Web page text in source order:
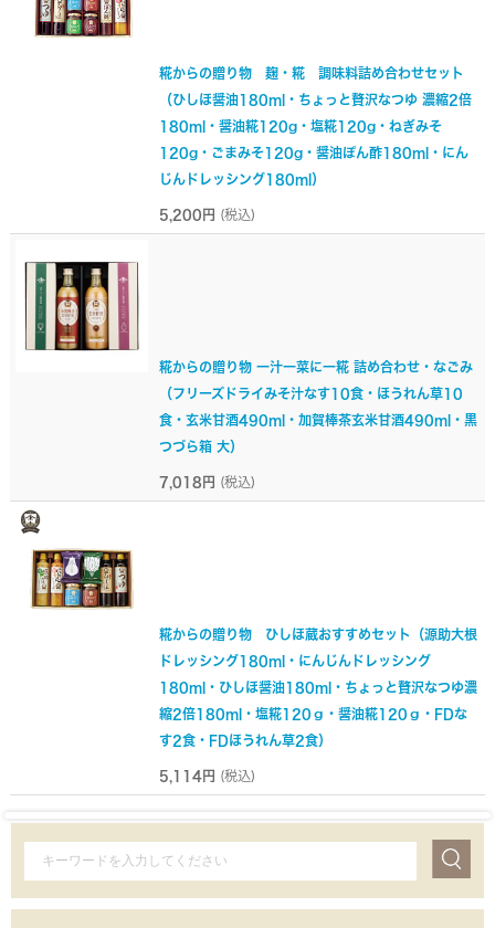
糀からの贈り物 麹・糀 調味料詰め合わせセット
（ひしほ醤油180ml・ちょっと贅沢なつゆ 濃縮2倍
180ml・醤油糀120g・塩糀120g・ねぎみそ
120g・ごまみそ120g・醤油ぽん酢180ml・にん
じんドレッシング180ml）
5,200円 (税込)
糀からの贈り物 一汁一菜に一糀 詰め合わせ・なごみ
（フリーズドライみそ汁なす10食・ほうれん草10
食・玄米甘酒490ml・加賀棒茶玄米甘酒490ml・黒
つづら箱 大）
7,018円 (税込)
糀からの贈り物 ひしほ蔵おすすめセット（源助大根
ドレッシング180ml・にんじんドレッシング
180ml・ひしほ醤油180ml・ちょっと贅沢なつゆ濃
縮2倍180ml・塩糀120ｇ・醤油糀120ｇ・FDな
す2食・FDほうれん草2食）
5,114円 (税込)